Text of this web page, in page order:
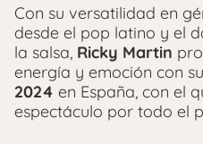
Con su versatilidad en
desde el pop latino y el
la salsa, Ricky Martin
energía y emoción con
2024 en España, con el
espectáculo por todo el